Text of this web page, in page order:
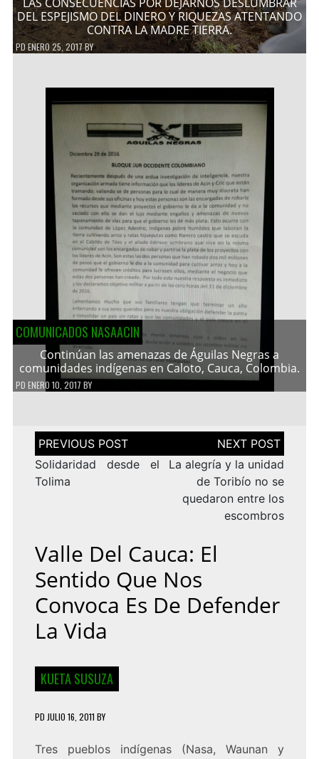
DEL ESPEJISMO DEL DINERO Y RIQUEZAS ATENTANDO
CONTRA LA MADRE TIERRA.
PDENERO 25, 2017BY
COMUNICADOS NASAACIN
Continúan las amenazas de Águilas Negras a
comunidades indígenas en Caloto, Cauca, Colombia.
PD ENERO 10, 2017 BY
Navegación
de
entradas
Solidaridad desde el
Tolima
La alegría y la unidad
de Toribío no se
quedaron entre los
escombros
Valle Del Cauca: El
Sentido Que Nos
Convoca Es De Defender
La Vida
KUETA SUSUZA
PD JULIO 16, 2011 BY
Tres pueblos indígenas (Nasa, Waunan y